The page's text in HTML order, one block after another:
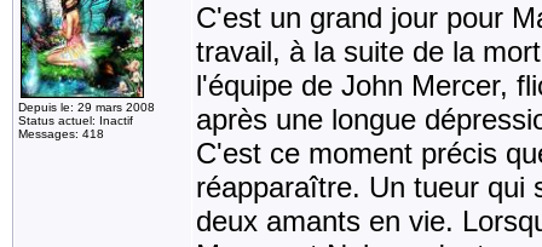
Depuis le: 29 mars 2008
Status actuel: Inactif
Messages: 418
C'est un grand jour pour
travail, à la suite de la
l'équipe de John Mercer,
après une longue
C'est ce moment précis
réapparaître. Un tueur qui
deux amants en vie.